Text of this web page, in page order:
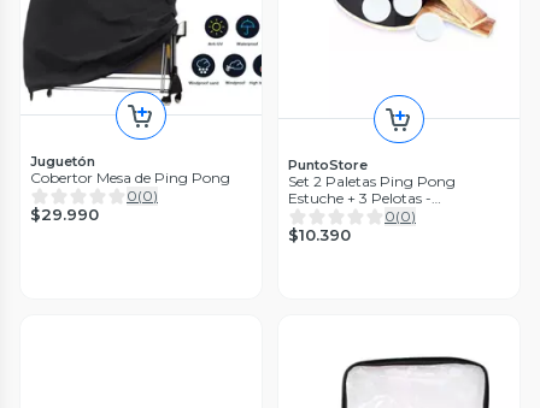
Juguetón
Cobertor Mesa de Ping Pong
0(0)
$29.990
PuntoStore
Set 2 Paletas Ping Pong
Estuche + 3 Pelotas -
Puntostore
0(0)
$10.390